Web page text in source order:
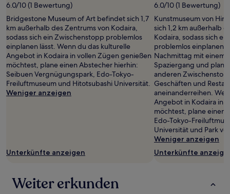
6.0/10 (1 Bewertung)
Bridgestone Museum of Art befindet sich 1,7
km außerhalb des Zentrums von Kodaira,
sodass sich ein Zwischenstopp problemlos
einplanen lässt. Wenn du das kulturelle
Angebot in Kodaira in vollen Zügen genießen
möchtest, plane einen Abstecher hierhin:
Seibuen Vergnügungspark, Edo-Tokyo-
Freiluftmuseum und Hitotsubashi Universität.
Weniger anzeigen
Unterkünfte anzeigen
6.0/10 (1 Bewertung)
Kunstmuseum von
sich 1,2 km außerhalb
Kodaira, sodass sich
problemlos einplanen
Nachmittag mit einem
Spaziergang und
anderen
Geschäften und
aneinanderreihen.
Angebot in Kodaira in
möchtest, plane einen
Edo-Tokyo-
Universität und Park
Weniger anzeigen
Unterkünfte
Weiter erkunden